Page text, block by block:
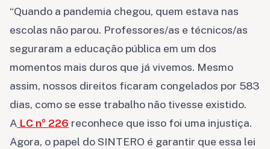
“Quando a pandemia chegou, quem estava nas
escolas não parou. Professores/as e técnicos/as
seguraram a educação pública em um dos
momentos mais duros que já vivemos. Mesmo
assim, nossos direitos ficaram congelados por 583
dias, como se esse trabalho não tivesse existido.
A LC nº 226 reconhece que isso foi uma injustiça.
Agora, o papel do SINTERO é garantir que essa lei